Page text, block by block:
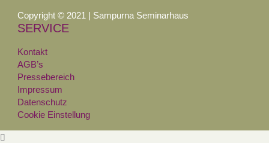
Copyright © 2021 | Sampurna Seminarhaus
SERVICE
Kontakt
AGB’s
Pressebereich
Impressum
Datenschutz
Cookie Einstellung